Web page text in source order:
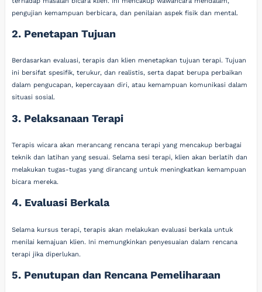
pengujian kemampuan berbicara, dan penilaian aspek fisik dan mental.
2. Penetapan Tujuan
Berdasarkan evaluasi, terapis dan klien menetapkan tujuan terapi. Tujuan
ini bersifat spesifik, terukur, dan realistis, serta dapat berupa perbaikan
dalam pengucapan, kepercayaan diri, atau kemampuan komunikasi dalam
situasi sosial.
3. Pelaksanaan Terapi
Terapis wicara akan merancang rencana terapi yang mencakup berbagai
teknik dan latihan yang sesuai. Selama sesi terapi, klien akan berlatih dan
melakukan tugas-tugas yang dirancang untuk meningkatkan kemampuan
bicara mereka.
4. Evaluasi Berkala
Selama kursus terapi, terapis akan melakukan evaluasi berkala untuk
menilai kemajuan klien. Ini memungkinkan penyesuaian dalam rencana
terapi jika diperlukan.
5. Penutupan dan Rencana Pemeliharaan